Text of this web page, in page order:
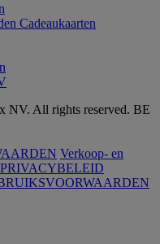
Cadeaukaarten
NV. All rights reserved. BE
Verkoop- en
PRIVACYBELEID